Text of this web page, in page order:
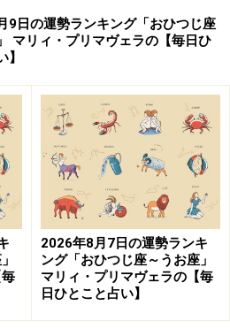
9日の運勢ランキング「おひつじ座
マリィ・プリマヴェラの【毎日ひ
2026年8月7日の運勢ランキ
ング「おひつじ座～うお座」
マリィ・プリマヴェラの【毎
日ひとこと占い】